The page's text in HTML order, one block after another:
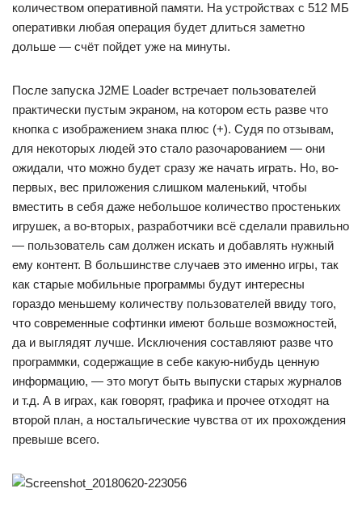
количеством оперативной памяти. На устройствах с 512 МБ
оперативки любая операция будет длиться заметно
дольше — счёт пойдет уже на минуты.
После запуска J2ME Loader встречает пользователей
практически пустым экраном, на котором есть разве что
кнопка с изображением знака плюс (+). Судя по отзывам,
для некоторых людей это стало разочарованием — они
ожидали, что можно будет сразу же начать играть. Но, во-
первых, вес приложения слишком маленький, чтобы
вместить в себя даже небольшое количество простеньких
игрушек, а во-вторых, разработчики всё сделали правильно
— пользователь сам должен искать и добавлять нужный
ему контент. В большинстве случаев это именно игры, так
как старые мобильные программы будут интересны
гораздо меньшему количеству пользователей ввиду того,
что современные софтинки имеют больше возможностей,
да и выглядят лучше. Исключения составляют разве что
программки, содержащие в себе какую-нибудь ценную
информацию, — это могут быть выпуски старых журналов
и т.д. А в играх, как говорят, графика и прочее отходят на
второй план, а ностальгические чувства от их прохождения
превыше всего.